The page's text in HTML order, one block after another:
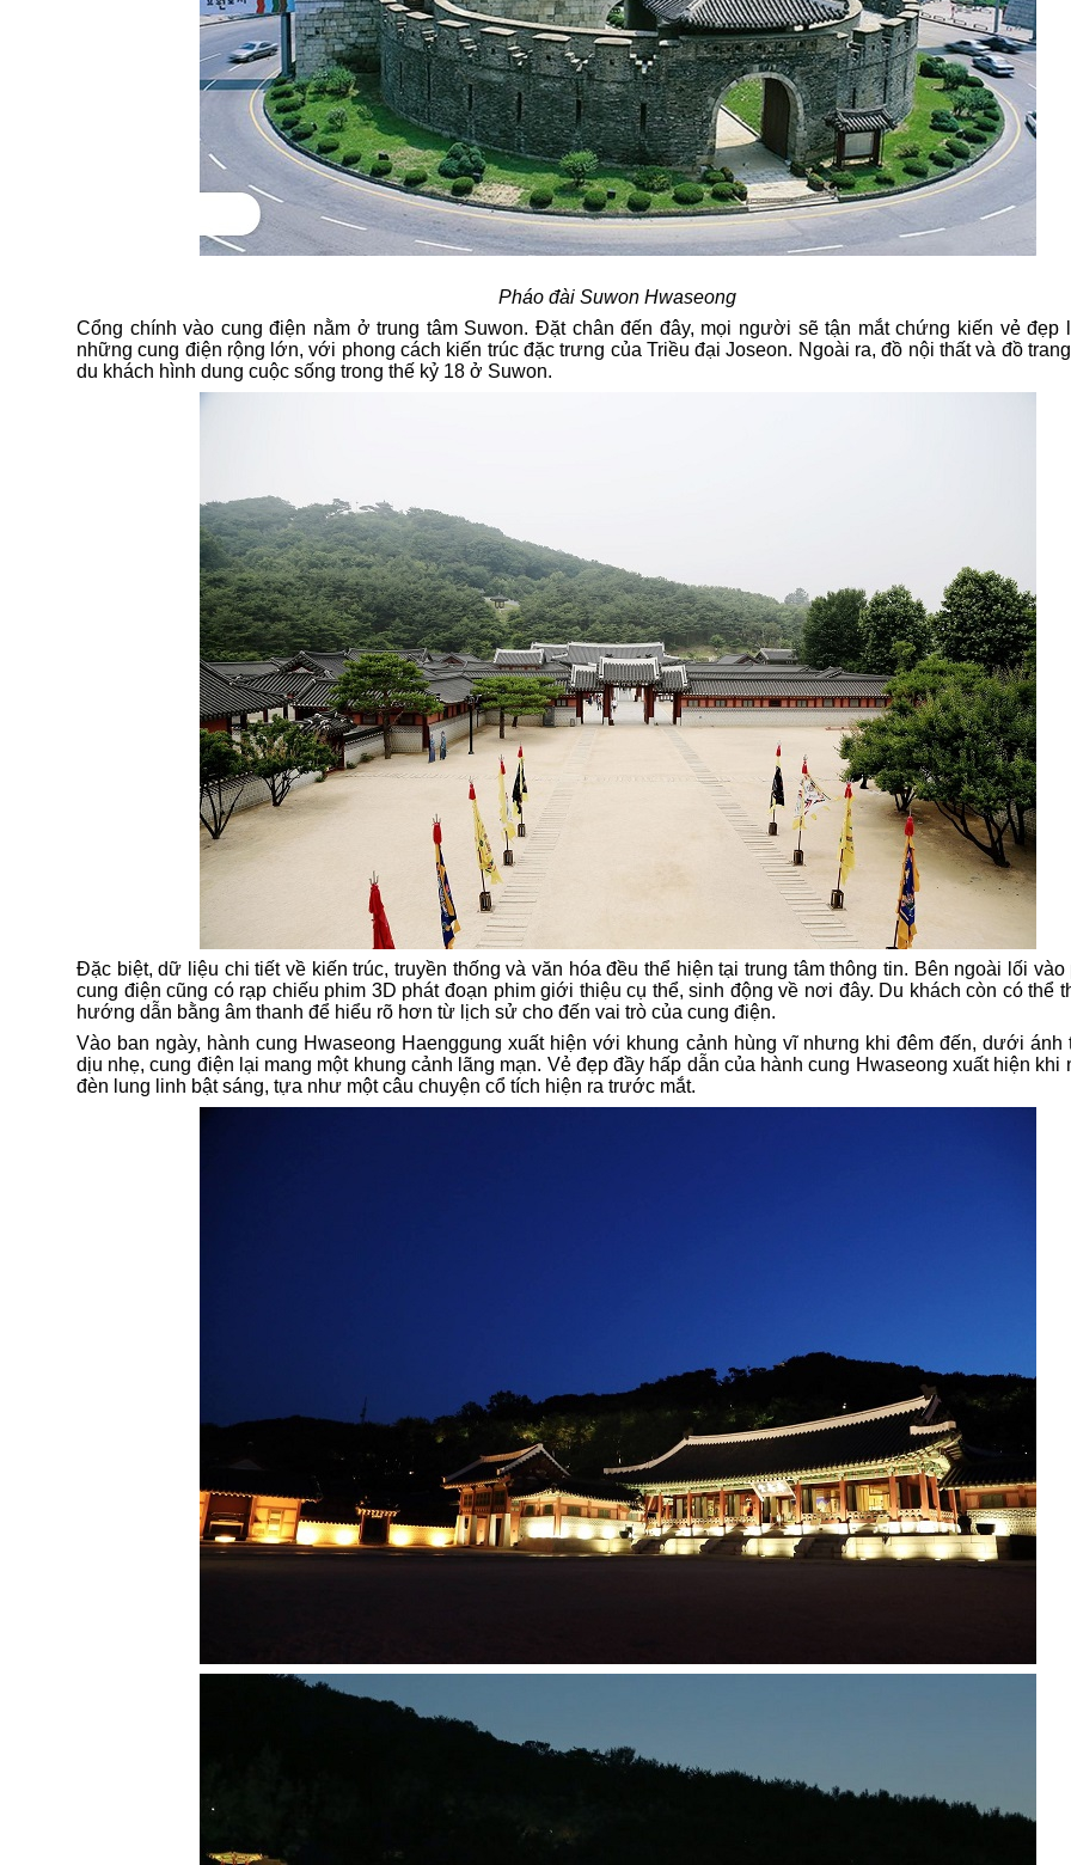
Pháo đài Suwon Hwaseong
Cổng chính vào cung điện nằm ở trung tâm Ѕuwon. Đặtchân đến đây, mọi người sẽ tận mắt chứng kiến vẻ đẹp
nhữngcung điện rộng lớn, với phong cách kiến trúc đặc trưng của Triều đại Joseon. Ngoài ra, đồ nội thất và đồ
du khách hình dung cuộc sống trong thế kỷ 18 ở Suwon.
Đặc biệt, dữ liệu chi tiết về kiến trúc, truyền thống và văn hóa đều thể hiện tại trung tâm thông tin. Bên ngoài lối
cung điện cũng có rạp chiếu phim 3D phát đoạn phimgiới thiệu cụ thể,sinh động về nơi đây. Du khách còn có thể
hướng dẫn bằng âm thanh để hiểu rõ hơn từ lịch sử cho đến vai trò của cung điện.
Vào ban ngày, hành cung Hwaseong Haenggung xuất hiện với khung cảnh hùng vĩ nhưng khi đêm đến, dưới ánh
dịu nhẹ, cung điện lại mang một khung cảnh lãng mạn. Vẻ đẹp đầy hấp dẫn của hành cung Hwaseong xuất hiện khi
đèn lung linh bật sáng, tựa như một câu chuyện cổ tích hiện ra trước mắt.